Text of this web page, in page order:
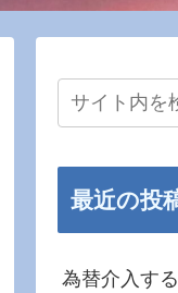
最近の投
為替介入す